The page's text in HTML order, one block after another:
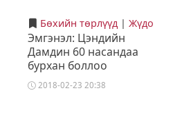
Бөхийн төрлүүд| Жүдо
Эмгэнэл: Цэндийн
Дамдин 60 насандаа
бурхан боллоо
2018-02-23 20:38